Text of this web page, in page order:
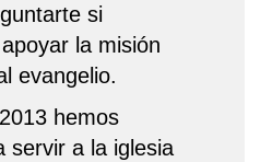
si
la misión
evangelio.
hemos
servir a la iglesia